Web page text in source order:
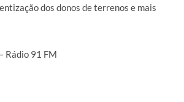
dos donos de terrenos e mais
Rádio 91 FM